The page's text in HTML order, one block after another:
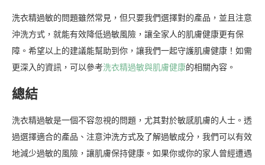
洗衣精過敏的問題雖然常見，但只要我們選擇對的產品，並且注意
沖洗方式，就能有效降低過敏風險，讓全家人的肌膚健康更有保
障。希望以上的建議能幫助到你，讓我們一起守護肌膚健康！如需
更深入的資訊，可以參考洗衣精過敏與肌膚健康的相關內容。
總結
洗衣精過敏是一個不容忽視的問題，尤其對於敏感肌膚的人士。透
過選擇適合的產品、注意沖洗方式及了解過敏成分，我們可以有效
地減少過敏的風險，讓肌膚保持健康。如果你或你的家人曾經遭遇